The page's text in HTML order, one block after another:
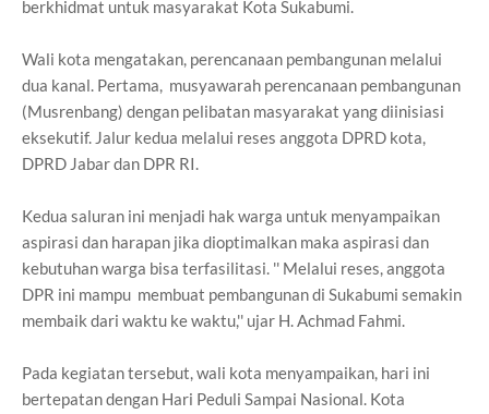
berkhidmat untuk masyarakat Kota Sukabumi.
Wali kota mengatakan, perencanaan pembangunan melalui
dua kanal. Pertama, musyawarah perencanaan pembangunan
(Musrenbang) dengan pelibatan masyarakat yang diinisiasi
eksekutif. Jalur kedua melalui reses anggota DPRD kota,
DPRD Jabar dan DPR RI.
Kedua saluran ini menjadi hak warga untuk menyampaikan
aspirasi dan harapan jika dioptimalkan maka aspirasi dan
kebutuhan warga bisa terfasilitasi. '' Melalui reses, anggota
DPR ini mampu membuat pembangunan di Sukabumi semakin
membaik dari waktu ke waktu,'' ujar H. Achmad Fahmi.
Pada kegiatan tersebut, wali kota menyampaikan, hari ini
bertepatan dengan Hari Peduli Sampai Nasional. Kota